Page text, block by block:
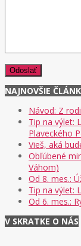
NAJNOVŠIE
Návod: Z
Tip na výlet:
Plaveckého
Vieš, aká
Obľúbené
Váhom)
Od 8. mes.:
Tip na výlet:
Od 6. mes.:
V SKRATKE O NÁS